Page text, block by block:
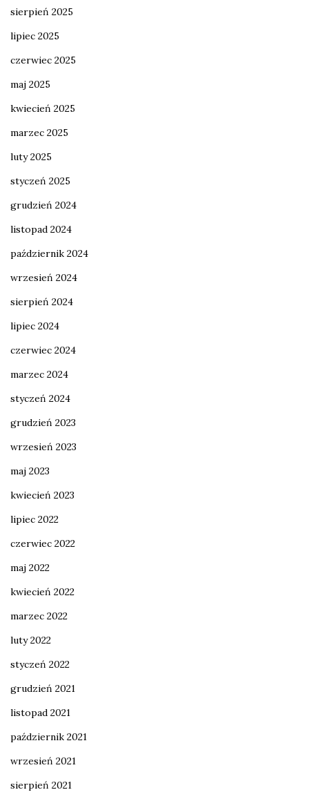
sierpień 2025
lipiec 2025
czerwiec 2025
maj 2025
kwiecień 2025
marzec 2025
luty 2025
styczeń 2025
grudzień 2024
listopad 2024
październik 2024
wrzesień 2024
sierpień 2024
lipiec 2024
czerwiec 2024
marzec 2024
styczeń 2024
grudzień 2023
wrzesień 2023
maj 2023
kwiecień 2023
lipiec 2022
czerwiec 2022
maj 2022
kwiecień 2022
marzec 2022
luty 2022
styczeń 2022
grudzień 2021
listopad 2021
październik 2021
wrzesień 2021
sierpień 2021